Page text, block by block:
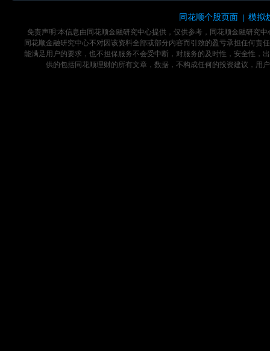
同花顺个股页面 模拟
免责声明:本信息由同花顺金融研究中心提供，仅供参考，同花顺金融研究
同花顺金融研究中心不对因该资料全部或部分内容而引致的盈亏承担任何
能满足用户的要求，也不担保服务不会受中断，对服务的及时性，安全性，
供的包括同花顺理财的所有文章，数据，不构成任何的投资建议，用